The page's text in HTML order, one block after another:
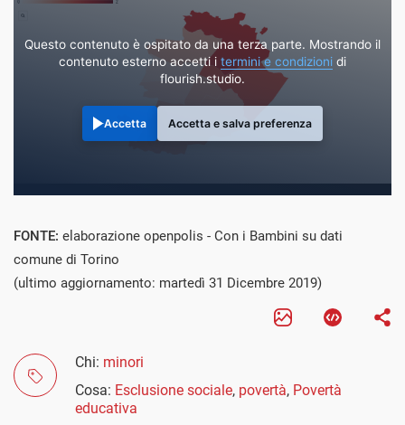
Questo contenuto è ospitato da una terza parte. Mostrando il
contenuto esterno accetti i termini e condizioni di
flourish.studio.
Accetta Accetta e salva preferenza
FONTE: elaborazione openpolis - Con i Bambini su dati
comune di Torino
(ultimo aggiornamento: martedì 31 Dicembre 2019)
Chi: minori
Cosa: Esclusione sociale, povertà, Povertà
educativa